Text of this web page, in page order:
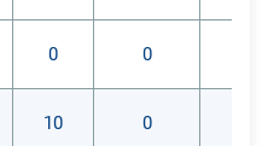
которые
в ФГОС
особенности
0 0
10 0